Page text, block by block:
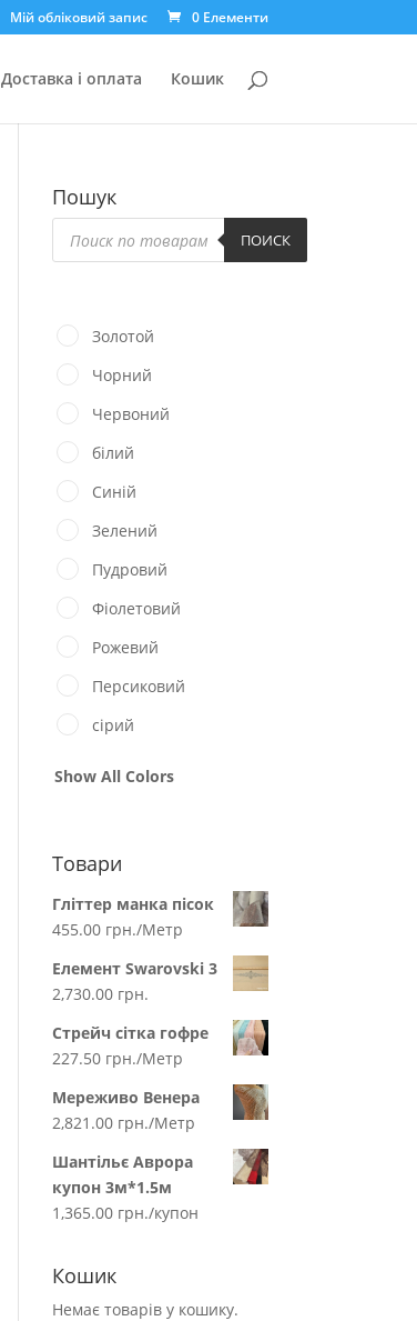
Мій обліковий запис 0 Елементи
Доставка і оплата Кошик
Пошук
Пошук
товарів ПОИСК
Золотой
Чорний
Червоний
білий
Синій
Зелений
Пудровий
Фіолетовий
Рожевий
Персиковий
сірий
Show All Colors
Товари
Гліттер манка пісок
455.00 грн./Метр
Елемент Swarovski 3
2,730.00 грн.
Стрейч сітка гофре
227.50 грн./Метр
Мереживо Венера
2,821.00 грн./Метр
Шантільє Аврора
купон 3м*1.5м
1,365.00 грн./купон
Кошик
Немає товарів у кошику.